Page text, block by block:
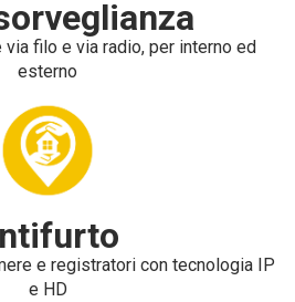
filo e via radio, per interno ed
esterno
e registratori con tecnologia IP
e HD